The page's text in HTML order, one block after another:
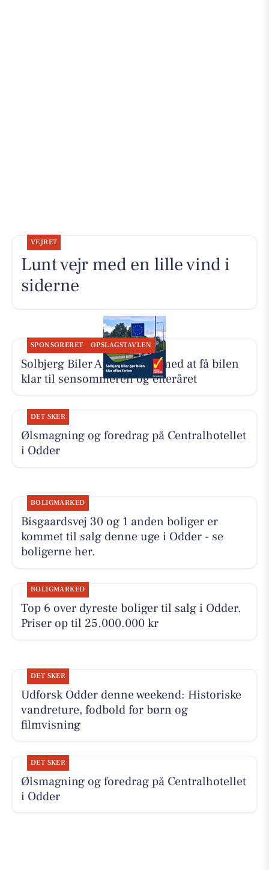
VEJRET
Lunt vejr med en lille vind i
siderne
SPONSORERET OPSLAGSTAVLEN
Solbjerg Biler ApS hjælper med at få bilen
klar til sensommeren og efteråret
DET SKER
Ølsmagning og foredrag på Centralhotellet
i Odder
BOLIGMARKED
Bisgaardsvej 30 og 1 anden boliger er
kommet til salg denne uge i Odder - se
boligerne her.
BOLIGMARKED
Top 6 over dyreste boliger til salg i Odder.
Priser op til 25.000.000 kr
DET SKER
Udforsk Odder denne weekend: Historiske
vandreture, fodbold for børn og
filmvisning
DET SKER
Ølsmagning og foredrag på Centralhotellet
i Odder